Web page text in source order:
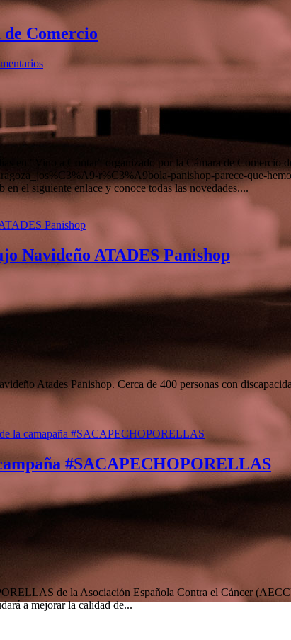
de Comercio
en "Vino a Contar" organizado por la Cámara de Comercio
r%C3%A9bola-panishop-parece-que-
el siguiente enlace y conoce todas las novedades....
Navideño ATADES Panishop
Atades Panishop. Cerca de 400 personas con
#SACAPECHOPORELLAS
de la Asociación Española Contra el Cáncer
a mejorar la calidad de...